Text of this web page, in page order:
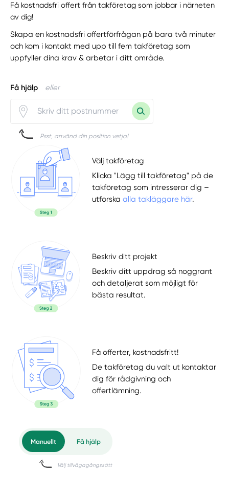
Få kostnadsfri offert från takföretag som jobbar i närheten
av dig!
Skapa en kostnadsfri offertförfrågan på bara två minuter
och kom i kontakt med upp till fem takföretag som
uppfyller dina krav & arbetar i ditt område.
Få hjälp eller
Psst, använd din position vetja!
Välj takföretag
Klicka "Lägg till takföretag" på de
takföretag som intresserar dig –
utforskaalla takläggare här.
Beskriv ditt projekt
Beskriv ditt uppdrag så noggrant
och detaljerat som möjligt för
bästa resultat.
Få offerter, kostnadsfritt!
De takföretag du valt ut kontaktar
dig för rådgivning och
offertlämning.